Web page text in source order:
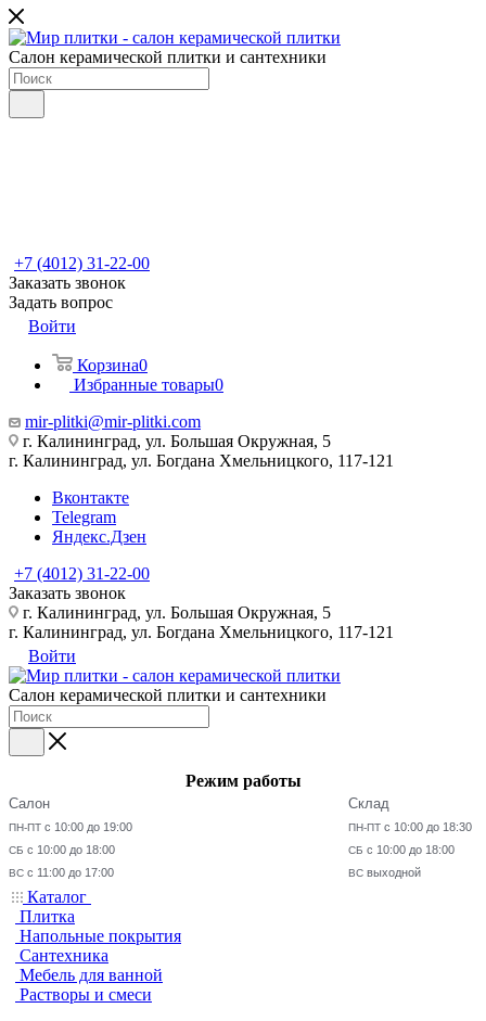
Салон керамической плитки и сантехники
+7 (4012) 31-22-00
Заказать звонок
Задать вопрос
Войти
Корзина0
Избранные товары0
mir-plitki@mir-plitki.com
г. Калининград, ул. Большая Окружная, 5
г. Калининград, ул. Богдана Хмельницкого, 117-121
Вконтакте
Telegram
Яндекс.Дзен
+7 (4012) 31-22-00
Заказать звонок
г. Калининград, ул. Большая Окружная, 5
г. Калининград, ул. Богдана Хмельницкого, 117-121
Войти
Салон керамической плитки и сантехники
Режим работы
Салон
ПН-ПТ с 10:00 до 19:00
СБ с 10:00 до 18:00
ВС с 11:00 до 17:00
Склад
ПН-ПТ с 10:00 до 18:30
СБ с 10:00 до 18:00
ВС выходной
Каталог
Плитка
Напольные покрытия
Сантехника
Мебель для ванной
Растворы и смеси